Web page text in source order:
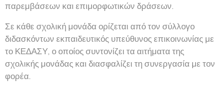
παρεμβάσεων και επιμορφωτικών δράσεων.
Σε κάθε σχολική μονάδα ορίζεται από τον σύλλογο
διδασκόντων εκπαιδευτικός υπεύθυνος επικοινωνίας με
το ΚΕΔΑΣΥ, ο οποίος συντονίζει τα αιτήματα της
σχολικής μονάδας και διασφαλίζει τη συνεργασία με τον
φορέα.